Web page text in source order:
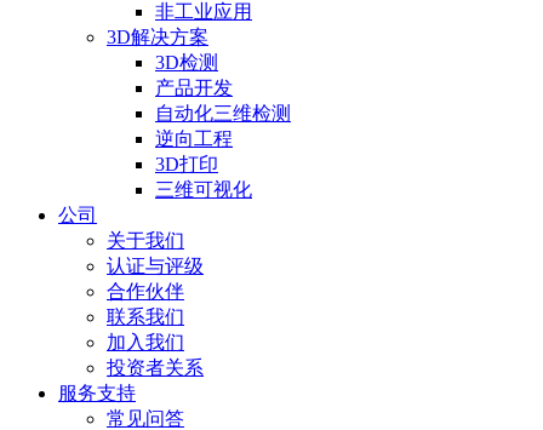
非工业应用
3D解决方案
3D检测
产品开发
自动化三维检测
逆向工程
3D打印
三维可视化
公司
关于我们
认证与评级
合作伙伴
联系我们
加入我们
投资者关系
服务支持
常见问答